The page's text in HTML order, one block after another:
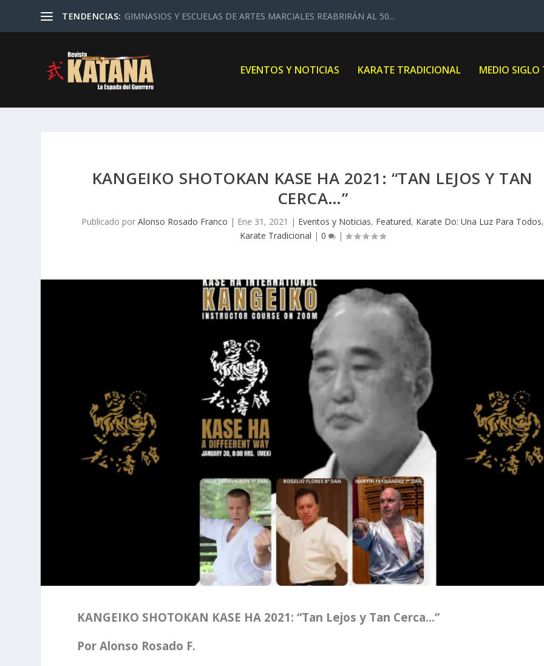
TENDENCIAS: GIMNASIOS Y ESCUELAS DE ARTES MARCIALES REABRIRÁN AL 50...
EVENTOS Y NOTICIAS KARATE TRADICIONAL MEDIO SIGLO
KANGEIKO SHOTOKAN KASE HA 2021: “TAN LEJOS Y TAN
CERCA…”
Publicado por Alonso Rosado Franco | Ene 31, 2021 | Eventos y Noticias, Featured, Karate Do: Una Luz Para Todos,
Karate Tradicional | 0 |
KANGEIKO SHOTOKAN KASE HA 2021: “Tan Lejos y Tan Cerca…”
Por Alonso Rosado F.